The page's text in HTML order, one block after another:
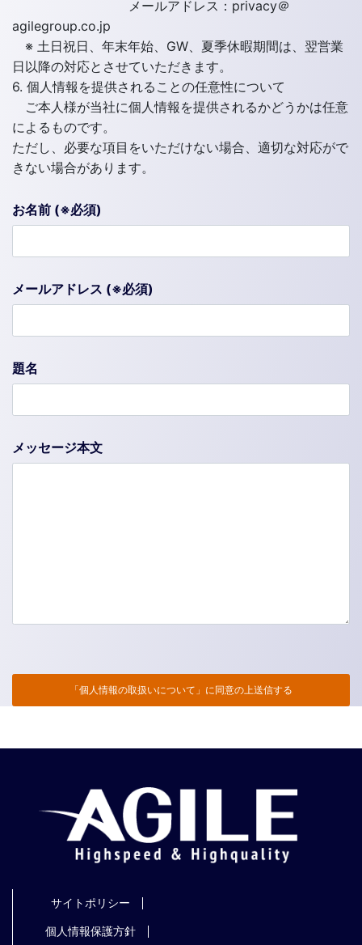
メールアドレス：privacy＠
agilegroup.co.jp
※ 土日祝日、年末年始、GW、夏季休暇期間は、翌営業
日以降の対応とさせていただきます。
6. 個人情報を提供されることの任意性について
ご本人様が当社に個人情報を提供されるかどうかは任意
によるものです。
ただし、必要な項目をいただけない場合、適切な対応がで
きない場合があります。
お名前 (※必須)
メールアドレス (※必須)
題名
メッセージ本文
サイトポリシー
個人情報保護方針